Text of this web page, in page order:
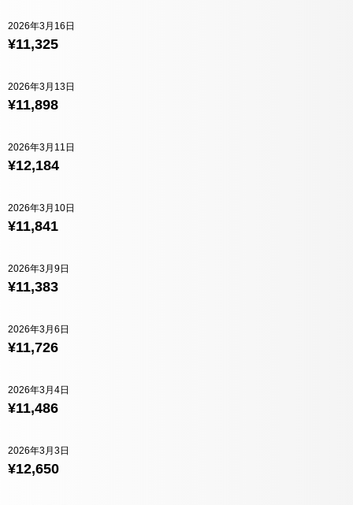
¥11,325
2026年3月16日
¥11,898
2026年3月13日
¥12,184
2026年3月11日
¥11,841
2026年3月10日
¥11,383
2026年3月9日
¥11,726
2026年3月6日
¥11,486
2026年3月4日
¥12,650
2026年3月3日